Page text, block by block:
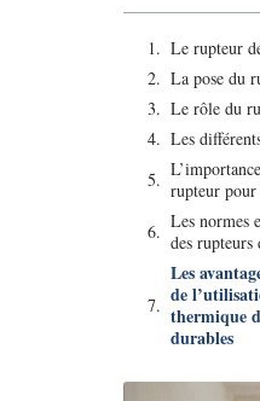
Le rupteur
La pose du
Le rôle du
Les
rupteur pour
Les normes
des
Les
de
thermique
durables